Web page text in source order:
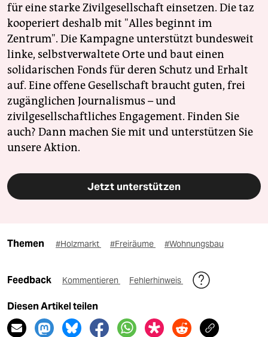
für eine starke Zivilgesellschaft einsetzen. Die taz
kooperiert deshalb mit "Alles beginnt im
Zentrum". Die Kampagne unterstützt bundesweit
linke, selbstverwaltete Orte und baut einen
solidarischen Fonds für deren Schutz und Erhalt
auf. Eine offene Gesellschaft braucht guten, frei
zugänglichen Journalismus – und
zivilgesellschaftliches Engagement. Finden Sie
auch? Dann machen Sie mit und unterstützen Sie
unsere Aktion.
Jetzt unterstützen
Themen #Holzmarkt #Freiräume #Wohnungsbau
Feedback Kommentieren Fehlerhinweis
Diesen Artikel teilen